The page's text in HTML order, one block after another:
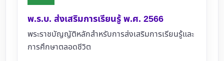
พ.ร.บ. ส่งเสริมการเรียนรู้ พ.ศ. 2566
พระราชบัญญัติหลักสำหรับการส่งเสริมการเรียนรู้และ
การศึกษาตลอดชีวิต